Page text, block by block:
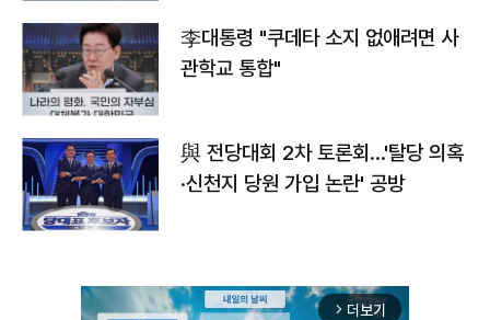
李대통령 "쿠데타 소지 없애려면 사
관학교 통합"
與 전당대회 2차 토론회…'탈당 의혹
·신천지 당원 가입 논란' 공방
arrow_forward_ios 더보기